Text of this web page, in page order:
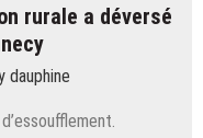
rurale a déversé
dauphine